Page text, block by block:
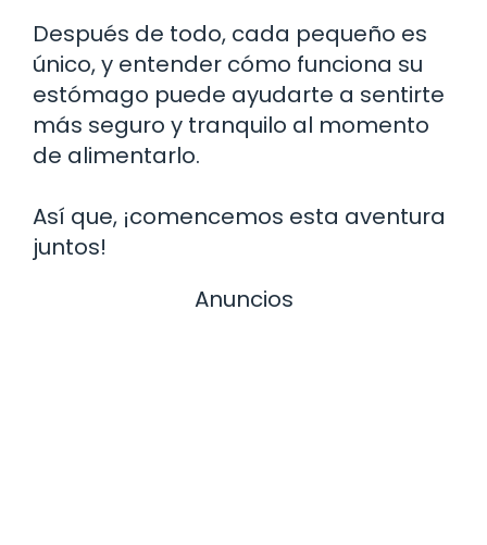
Después de todo, cada pequeño es
único, y entender cómo funciona su
estómago puede ayudarte a sentirte
más seguro y tranquilo al momento
de alimentarlo.
Así que, ¡comencemos esta aventura
juntos!
Anuncios